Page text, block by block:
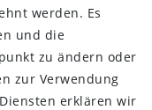
werden. Es
und die
zu ändern oder
zur Verwendung
erklären wir